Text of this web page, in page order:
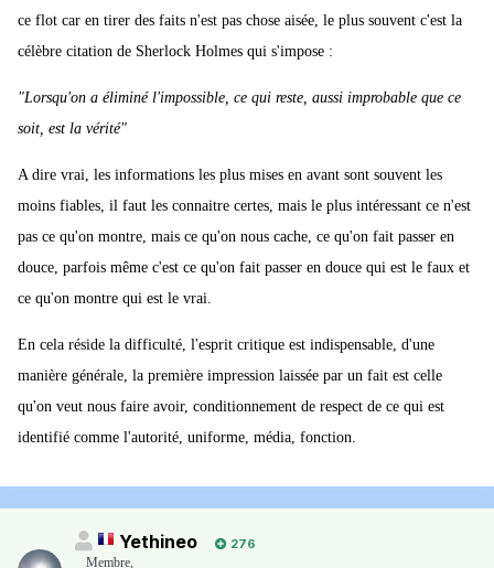
ce flot car en tirer des faits n'est pas chose aisée, le plus souvent c'est la
célèbre citation de Sherlock Holmes qui s'impose :
"Lorsqu'on a éliminé l'impossible, ce qui reste, aussi improbable que ce
soit, est la vérité"
A dire vrai, les informations les plus mises en avant sont souvent les
moins fiables, il faut les connaitre certes, mais le plus intéressant ce n'est
pas ce qu'on montre, mais ce qu'on nous cache, ce qu'on fait passer en
douce, parfois même c'est ce qu'on fait passer en douce qui est le faux et
ce qu'on montre qui est le vrai.
En cela réside la difficulté, l'esprit critique est indispensable, d'une
manière générale, la première impression laissée par un fait est celle
qu'on veut nous faire avoir, conditionnement de respect de ce qui est
identifié comme l'autorité, uniforme, média, fonction.
Yethineo
276
Membre,